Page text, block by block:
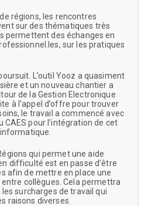
régions, les rencontres
sur des thématiques très
permettent des échanges en
sur les pratiques
L’outil Yooz a quasiment
et un nouveau chantier a
de la Gestion Electronique
à l’appel d’offre pour trouver
le travail a commencé avec
pour l’intégration de cet
qui permet une aide
difficulté est en passe d’être
afin de mettre en place une
collègues. Cela permettra
les surcharges de travail qui
raisons diverses.